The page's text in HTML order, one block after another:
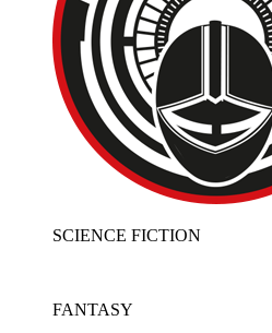
SCIENCE FICTION
FANTASY